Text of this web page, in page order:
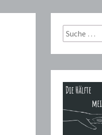
Suche
nach: